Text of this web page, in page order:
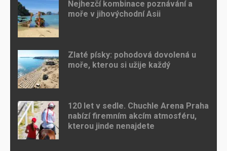
Nejhezčí kombinace poznávání a
moře v jihovýchodní Asii
Zlaté písky: pohodová dovolená u
moře, kterou si užije každý
120 let v sedle. Chuchle Arena Praha
nabízí firemním akcím atmosféru,
kterou jinde nenajdete